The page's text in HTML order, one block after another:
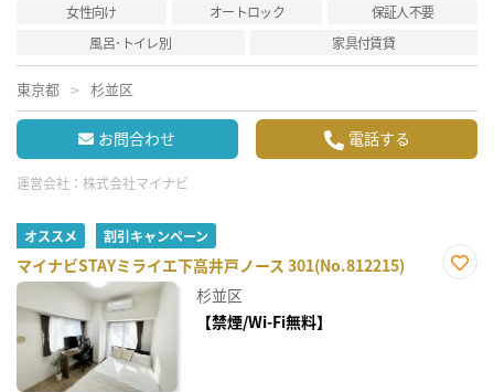
女性向け オートロック
保証人不要
風呂･トイレ別
家具付賃貸
東京都 杉並区
お問合わせ 電話する
運営会社： 株式会社マイナビ
オススメ 割引キャンペーン
マイナビSTAYミライエ下高井戸ノース 301(No.812215)
杉並区
【禁煙/Wi-Fi無料】